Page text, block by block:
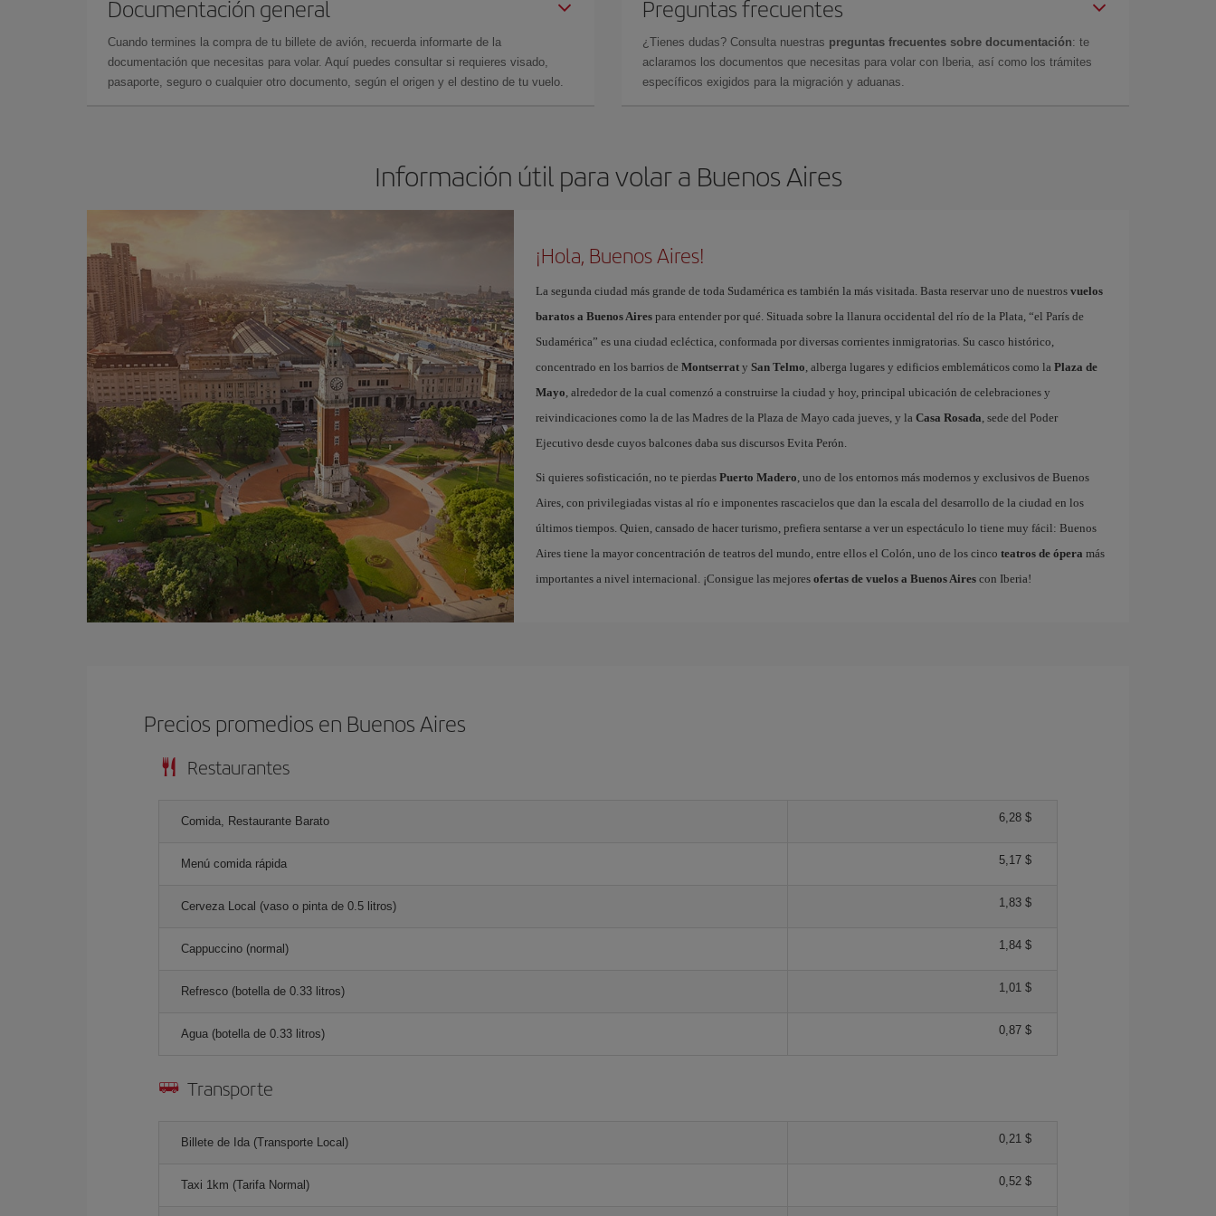
Documentación general
Cuando termines la compra de tu billete de avión, recuerda informarte de la
documentación que necesitas para volar. Aquí puedes consultar si requieres visado,
pasaporte, seguro o cualquier otro documento, según el origen y el destino de tu vuelo.
Preguntas frecuentes
¿Tienes dudas? Consulta nuestras preguntas frecuentes sobre documentación: te
aclaramos los documentos que necesitas para volar con Iberia, así como los trámites
específicos exigidos para la migración y aduanas.
Información útil para volar a Buenos Aires
¡Hola, Buenos Aires!
La segunda ciudad más grande de toda Sudamérica es también la más visitada. Basta reservar uno de nuestros vuelos
baratos a Buenos Airespara entender por qué. Situada sobre la llanura occidental del río de la Plata, “el París de
Sudamérica” es una ciudad ecléctica, conformada por diversas corrientes inmigratorias. Su casco histórico,
concentrado en los barrios de Montserraty San Telmo , alberga lugares y edificios emblemáticos como la Plaza de
Mayo , alrededor de la cual comenzó a construirse la ciudad y hoy, principal ubicación de celebraciones y
reivindicaciones como la de las Madres de la Plaza de Mayo cada jueves, y la Casa Rosada , sede del Poder
Ejecutivo desde cuyos balcones daba sus discursos Evita Perón.
Si quieres sofisticación, no te pierdas Puerto Madero , uno de los entornos más modernos y exclusivos de Buenos
Aires, con privilegiadas vistas al río e imponentes rascacielos que dan la escala del desarrollo de la ciudad en los
últimos tiempos. Quien, cansado de hacer turismo, prefiera sentarse a ver un espectáculo lo tiene muy fácil: Buenos
Aires tiene la mayor concentración de teatros del mundo, entre ellos el Colón, uno de los cinco teatros de ópera más
importantes a nivel internacional. ¡Consigue las mejores ofertas de vuelos a Buenos Airescon Iberia!
Precios promedios en Buenos Aires
Restaurantes
Comida, Restaurante Barato 6,28 $
Menú comida rápida 5,17 $
Cerveza Local (vaso o pinta de 0.5 litros) 1,83 $
Cappuccino (normal) 1,84 $
Refresco (botella de 0.33 litros) 1,01 $
Agua (botella de 0.33 litros) 0,87 $
Transporte
Billete de Ida (Transporte Local) 0,21 $
Taxi 1km (Tarifa Normal) 0,52 $